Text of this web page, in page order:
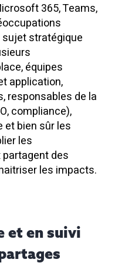
365, Teams,
sujet stratégique
équipes
application,
responsables de la
compliance),
et bien sûr les
les
des
les impacts.
et en suivi